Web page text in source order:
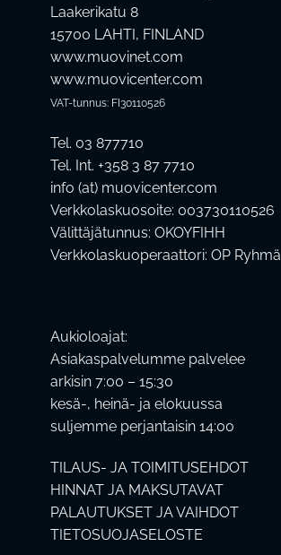
Laakerikatu 8
15700 LAHTI, FINLAND
www.muovinet.com
www.muovicenter.com
VAT-tunnus: FI30110526
Tel. 03 877710
Tel. Int. +358 3 87 7710
info (at) muovicenter.com
Verkkolaskuosoite: 003730110526
Välittäjätunnus: OKOYFIHH
Verkkolaskuoperaattori: OP Ryhmä
Aukioloajat:
Asiakaspalvelumme palvelee
arkisin 7:00 – 15:30
kesä-, heinä- ja elokuussa
suljemme perjantaisin 14:00
TILAUS- JA TOIMITUSEHDOT
HINNAT JA MAKSUTAVAT
PALAUTUKSET JA VAIHDOT
TIETOSUOJASELOSTE